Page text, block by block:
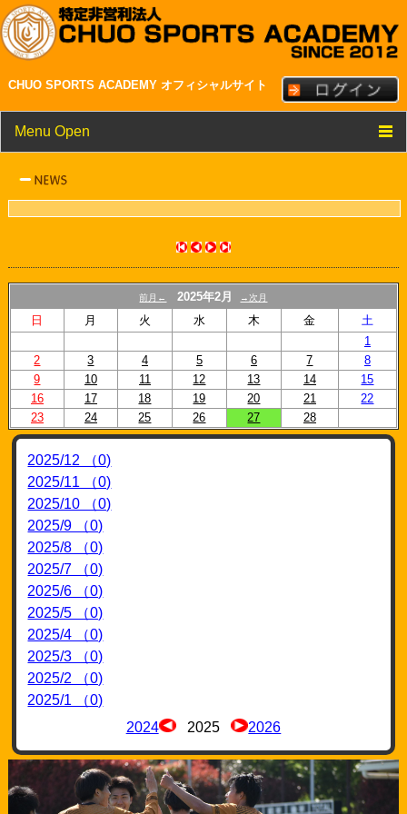
CHUO SPORTS ACADEMY オフィシャルサイト
Menu Open
スケジュール
リンク
前月← 2025年2月 →次月
日 月 火 水 木 金
土
1
2
3 4 5 6 7
8
9
10 11 12 13 14
15
16
17 18 19 20 21
22
23
24 25 26 27 28
2025/12 （0)
2025/11 （0)
2025/10 （0)
2025/9 （0)
2025/8 （0)
2025/7 （0)
2025/6 （0)
2025/5 （0)
2025/4 （0)
2025/3 （0)
2025/2 （0)
2025/1 （0)
2024
2025 2026